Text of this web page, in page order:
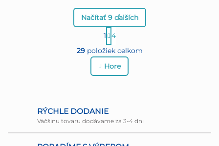
O
v
l
a
Načítať 9 ďalších
S
t
r
á
o
v
1
4
29položiek celkom
Hore
RÝCHLE DODANIE
Väčšinu tovaru dodávame za 3-4 dni